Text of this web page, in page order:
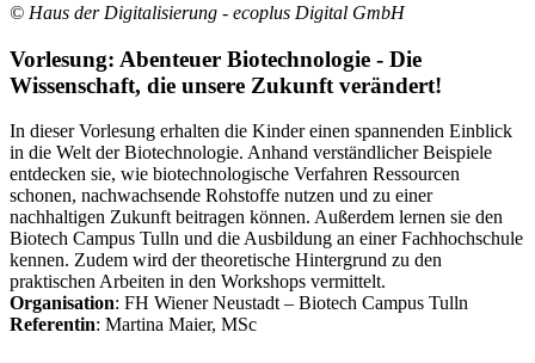
© Haus der Digitalisierung - ecoplus Digital GmbH
Vorlesung: Abenteuer Biotechnologie - Die
Wissenschaft, die unsere Zukunft verändert!
In dieser Vorlesung erhalten die Kinder einen spannenden Einblick
in die Welt der Biotechnologie. Anhand verständlicher Beispiele
entdecken sie, wie biotechnologische Verfahren Ressourcen
schonen, nachwachsende Rohstoffe nutzen und zu einer
nachhaltigen Zukunft beitragen können. Außerdem lernen sie den
Biotech Campus Tulln und die Ausbildung an einer Fachhochschule
kennen. Zudem wird der theoretische Hintergrund zu den
praktischen Arbeiten in den Workshops vermittelt.
Organisation: FH Wiener Neustadt – Biotech Campus Tulln
Referentin: Martina Maier, MSc